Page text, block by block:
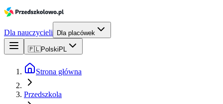
Dla nauczycieli Dla placówek
🇵🇱Polski PL
Strona główna
Przedszkola